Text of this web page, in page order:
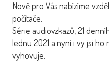
Nově pro Vás nabízíme
počítače.
Série audiovzkazů, 21
lednu 2021 a nyní i vy jsi ho
vyhovuje.